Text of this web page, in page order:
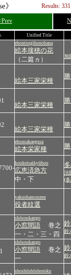
》
Results:
Unified Title
ehontsugihonohana
絵本接穂の花
（二篇ヵ）
旭
絵本三家栄種
絵本三家栄種
絵本三家栄種
ehonsakaegusa
絵本栄家種
koukeisaikyūhou
広恵済急方
中・下
法
(
yakushamonzen
役者紋選
shōsoukango
小窓間語
巻之
一・二・三・四
鈴
shōsoukango
小窓間語
巻之
一
鈴
shoshūshōshoroku